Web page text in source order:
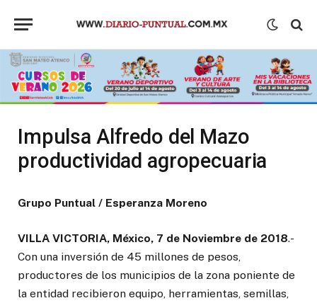
Impulsa Alfredo del Mazo
productividad agropecuaria
Grupo Puntual / Esperanza Moreno
VILLA VICTORIA, México, 7 de Noviembre de 2018.-
Con una inversión de 45 millones de pesos,
productores de los municipios de la zona poniente de
la entidad recibieron equipo, herramientas, semillas,